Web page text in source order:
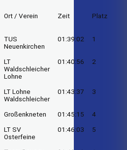
Ort / Verein Zeit Platz
TUS
Neuenkirchen
01:39:02 1
LT
Waldschleicher
Lohne
01:40:56 2
LT Lohne
Waldschleicher
01:43:37 3
Großenkneten 01:45:15 4
LT SV
Osterfeine
01:46:03 5